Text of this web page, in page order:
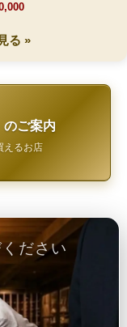
る »
のご案内
えるお店
ださい